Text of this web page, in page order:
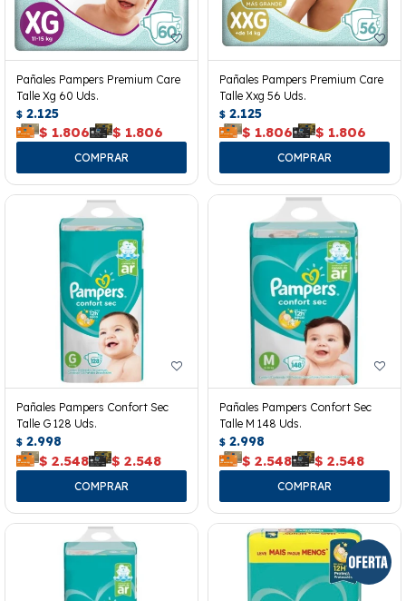
Pañales Pampers Premium Care
Talle Xg 60 Uds.
$ 2.125
$ 1.806 $ 1.806
Pañales Pampers Premium Care
Talle Xxg 56 Uds.
$ 2.125
$ 1.806 $ 1.806
Pañales Pampers Confort Sec
Talle G 128 Uds.
$ 2.998
$ 2.548 $ 2.548
Pañales Pampers Confort Sec
Talle M 148 Uds.
$ 2.998
$ 2.548 $ 2.548